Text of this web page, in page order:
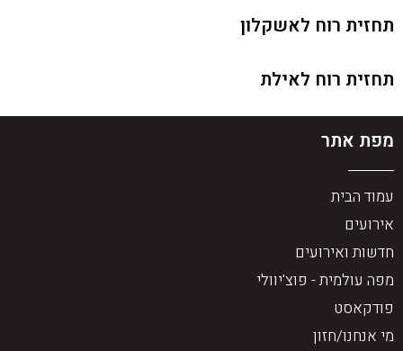
תחזית רוח לאשקלון
תחזית רוח לאילת
מפת אתר
עמוד הבית
אירועים
חדשות ואירועים
מפה עולמית - פוצ'יוולי
פודקאסט
מי אנחנו/חזון